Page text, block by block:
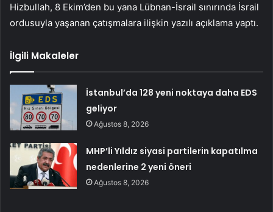
Hizbullah, 8 Ekim’den bu yana Lübnan-İsrail sınırında İsrail
ordusuyla yaşanan çatışmalara ilişkin yazılı açıklama yaptı.
İlgili Makaleler
İstanbul’da 128 yeni noktaya daha EDS
geliyor
Ağustos 8, 2026
MHP’li Yıldız siyasi partilerin kapatılma
nedenlerine 2 yeni öneri
Ağustos 8, 2026